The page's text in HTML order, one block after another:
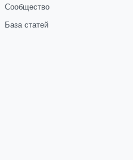
Сообщество
База статей